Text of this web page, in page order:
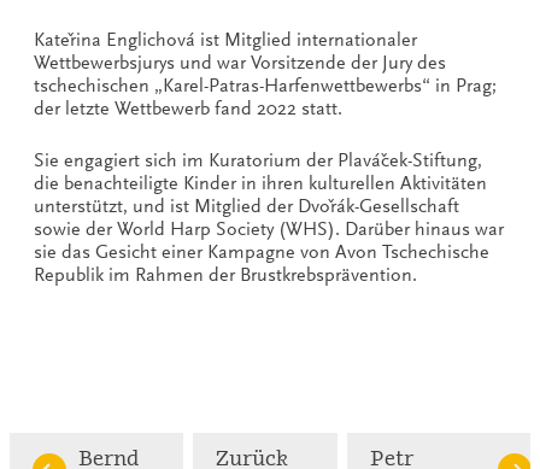
Kateřina Englichová ist Mitglied internationaler
Wettbewerbsjurys und war Vorsitzende der Jury des
tschechischen „Karel-Patras-Harfenwettbewerbs“ in Prag;
der letzte Wettbewerb fand 2022 statt.
Sie engagiert sich im Kuratorium der Plaváček-Stiftung,
die benachteiligte Kinder in ihren kulturellen Aktivitäten
unterstützt, und ist Mitglied der Dvořák-Gesellschaft
sowie der World Harp Society (WHS). Darüber hinaus war
sie das Gesicht einer Kampagne von Avon Tschechische
Republik im Rahmen der Brustkrebsprävention.
Bernd Zurück Petr